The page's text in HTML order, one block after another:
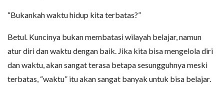
“Bukankah waktu hidup kita terbatas?”
Betul. Kuncinya bukan membatasi wilayah belajar, namun
atur diri dan waktu dengan baik. Jika kita bisa mengelola diri
dan waktu, akan sangat terasa betapa sesungguhnya meski
terbatas, “waktu” itu akan sangat banyak untuk bisa belajar.